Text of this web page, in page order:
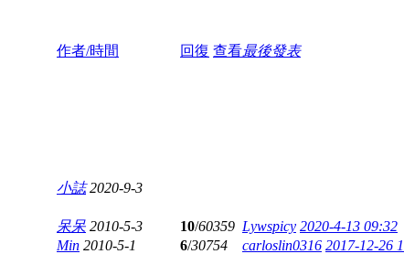
作者/時間 回復 查看最後發表
小誌 2020-9-3
呆呆 2010-5-3 10/60359 Lywspicy 2020-4-13 09:32
Min 2010-5-1 6/30754 carloslin0316 2017-12-26